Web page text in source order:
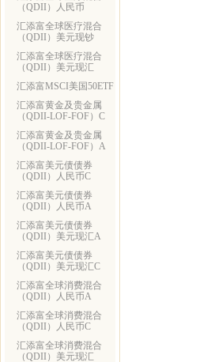
（QDII）人民币
汇添富全球医疗混合
（QDII）美元现钞
汇添富全球医疗混合
（QDII）美元现汇
汇添富MSCI美国50ETF
汇添富黄金及贵金属
（QDII-LOF-FOF）C
汇添富黄金及贵金属
（QDII-LOF-FOF）A
汇添富美元债债券
（QDII）人民币C
汇添富美元债债券
（QDII）人民币A
汇添富美元债债券
（QDII）美元现汇A
汇添富美元债债券
（QDII）美元现汇C
汇添富全球消费混合
（QDII）人民币A
汇添富全球消费混合
（QDII）人民币C
汇添富全球消费混合
（QDII）美元现汇